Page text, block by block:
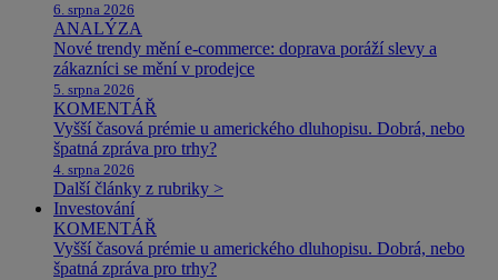
6. srpna 2026
ANALÝZA
Nové trendy mění e-commerce: doprava poráží slevy a
zákazníci se mění v prodejce
5. srpna 2026
KOMENTÁŘ
Vyšší časová prémie u amerického dluhopisu. Dobrá, nebo
špatná zpráva pro trhy?
4. srpna 2026
Další články z rubriky >
Investování
KOMENTÁŘ
Vyšší časová prémie u amerického dluhopisu. Dobrá, nebo
špatná zpráva pro trhy?